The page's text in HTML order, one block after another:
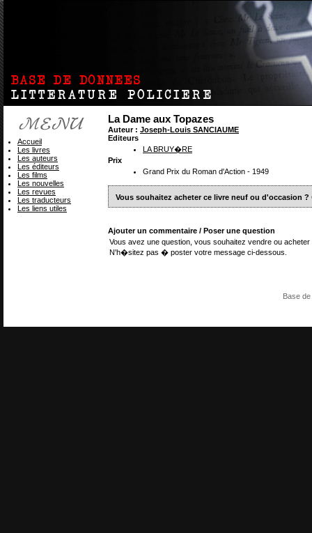
La Dame aux Topazes
Auteur : Joseph-Louis SANCIAUME
Editeurs
LA BRUY�RE
Prix
Grand Prix du Roman d'Action - 1949
Vous souhaitez acheter ce livre neuf ou d'occasion ?
Ajouter un commentaire / Poser une question
Vous avez une question, vous souhaitez vendre ou
N'h�sitez pas � poster votre message ci-dessous.
Accueil
Les livres
Les auteurs
Les éditeurs
Les films
Les nouvelles
Les revues
Les traducteurs
Les liens utiles
Base